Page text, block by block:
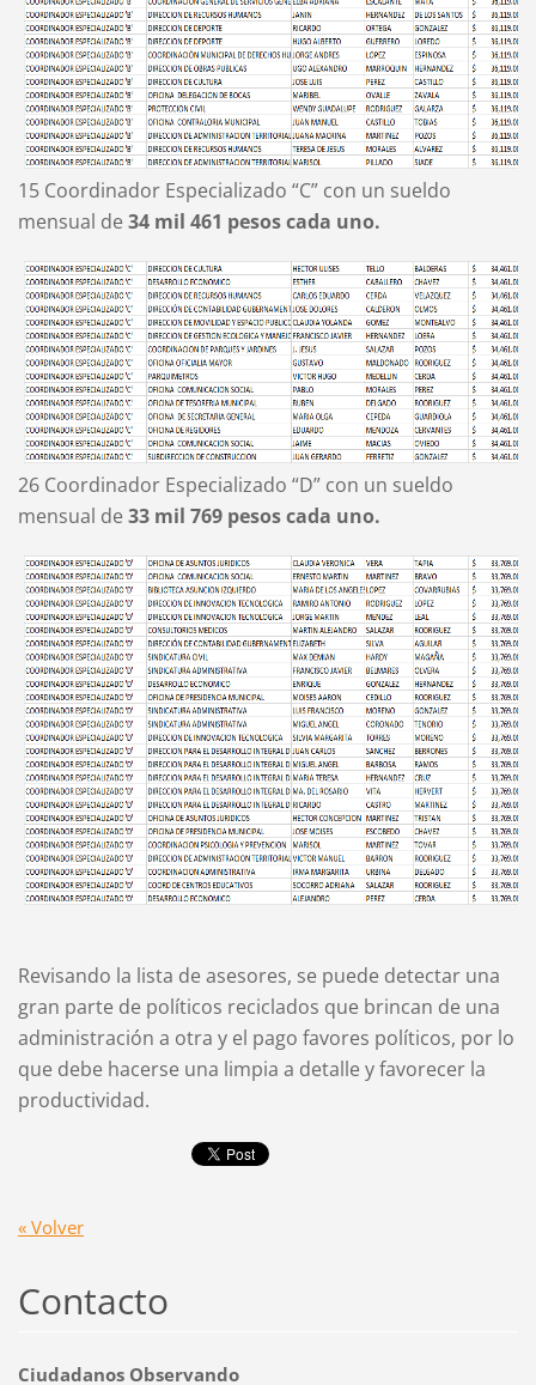
15 Coordinador Especializado “C” con un sueldo
mensual de 34 mil 461 pesos cada uno.
26 Coordinador Especializado “D” con un sueldo
mensual de 33 mil 769 pesos cada uno.
Revisando la lista de asesores, se puede detectar una
gran parte de políticos reciclados que brincan de una
administración a otra y el pago favores políticos, por lo
que debe hacerse una limpia a detalle y favorecer la
productividad.
« Volver
Contacto
Ciudadanos Observando